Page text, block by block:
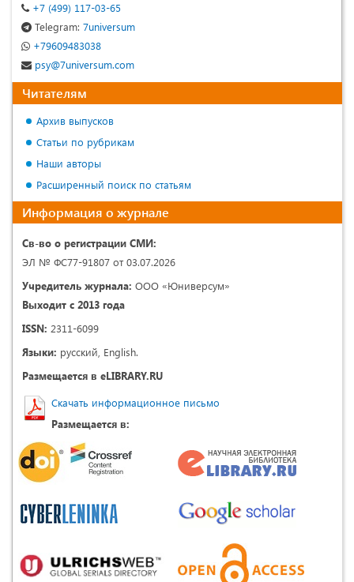
+7 (499) 117-03-65
Telegram: 7universum
+79609483038
psy@7universum.com
Читателям
Архив выпусков
Статьи по рубрикам
Наши авторы
Расширенный поиск по статьям
Информация о журнале
Св-во о регистрации СМИ:
ЭЛ № ФС77-91807 от 03.07.2026
Учредитель журнала: ООО «Юниверсум»
Выходит с 2013 года
ISSN: 2311-6099
Языки: русский, English.
Размещается в eLIBRARY.RU
Скачать информационное письмо
Размещается в: